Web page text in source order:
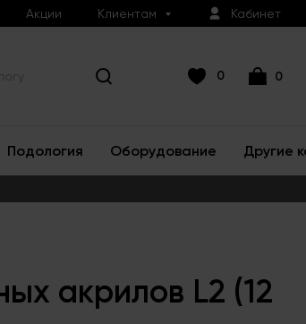
Акции Клиентам Кабинет
0 0
Подология Оборудование Другие
акрилов L2 (12